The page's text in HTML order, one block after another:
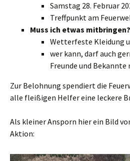
Samstag 28. Februar
Treffpunkt am
Muss ich etwas mitbringen?
Wetterfeste Kleidung
wer kann, darf auch
Freunde und
Zur Belohnung spendiert die
alle fleißigen Helfer eine leckere
Als kleiner Ansporn hier ein Bild
Aktion: